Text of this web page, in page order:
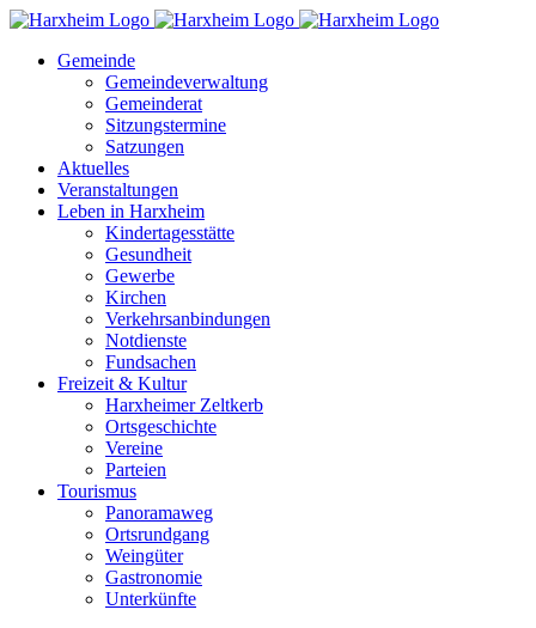
Zum
springenGemeinde
Gemeindeverwaltung
Gemeinderat
Sitzungstermine
Satzungen
Aktuelles
Veranstaltungen
Leben in Harxheim
Kindertagesstätte
Gesundheit
Gewerbe
Kirchen
Verkehrsanbindungen
Notdienste
Fundsachen
Freizeit & Kultur
Harxheimer Zeltkerb
Ortsgeschichte
Vereine
Parteien
Tourismus
Panoramaweg
Ortsrundgang
Weingüter
Gastronomie
Unterkünfte